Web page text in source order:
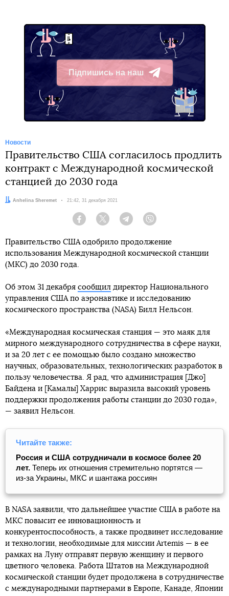
Підпишись на наш
Telegram
Новости
Правительство США согласилось продлить
контракт с Международной космической
станцией до 2030 года
Автор:
Anhelina Sheremet Дата:
21:42, 31 декабря 2021
Facebook Twitter Telegram
Правительство США одобрило продолжение
использования Международной космической станции
(МКС) до 2030 года.
Об этом 31 декабря сообщил директор Национального
управления США по аэронавтике и исследованию
космического пространства (NASA) Билл Нельсон.
«Международная космическая станция — это маяк для
мирного международного сотрудничества в сфере науки,
и за 20 лет с ее помощью было создано множество
научных, образовательных, технологических разработок в
пользу человечества. Я рад, что администрация [Джо]
Байдена и [Камалы] Харрис выразила высокий уровень
поддержки продолжения работы станции до 2030 года»,
— заявил Нельсон.
Читайте также:
Россия и США сотрудничали в космосе более 20
лет. Теперь их отношения стремительно портятся —
из-за Украины, МКС и шантажа россиян
В NASA заявили, что дальнейшее участие США в работе на
МКС повысит ее инновационность и
конкурентоспособность, а также продвинет исследование
и технологии, необходимые для миссии Artemis — в ее
рамках на Луну отправят первую женщину и первого
цветного человека. Работа Штатов на Международной
космической станции будет продолжена в сотрудничестве
с международными партнерами в Европе, Канаде, Японии